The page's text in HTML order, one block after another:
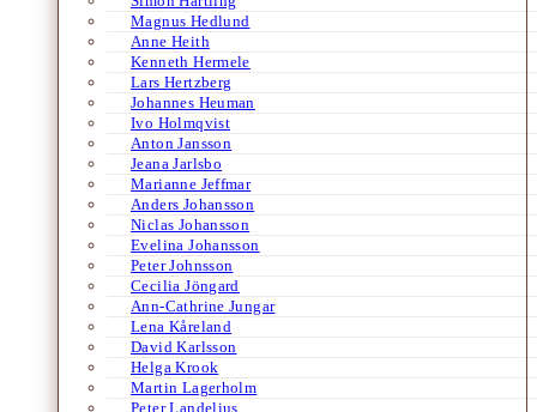
Magnus Hedlund
Anne Heith
Kenneth Hermele
Lars Hertzberg
Johannes Heuman
Ivo Holmqvist
Anton Jansson
Jeana Jarlsbo
Marianne Jeffmar
Anders Johansson
Niclas Johansson
Evelina Johansson
Peter Johnsson
Cecilia Jöngard
Ann-Cathrine Jungar
Lena Kåreland
David Karlsson
Helga Krook
Martin Lagerholm
Peter Landelius